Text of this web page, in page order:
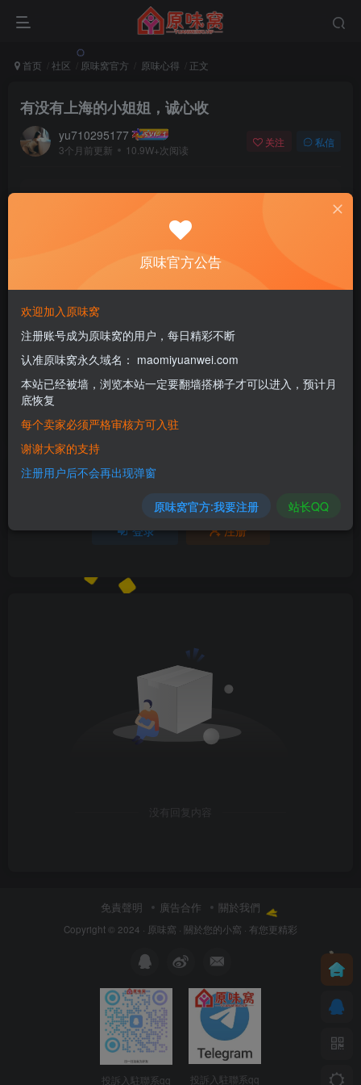
首页 社区 原味窝官方 原味心得 正文
有没有上海的小姐姐，诚心收
yu710295177
3个月前更新 10.9W+次阅读
关注 私信
登录后继续查看
评分
登录 注册
没有回复内容
免責聲明 廣告合作 關於我們
Copyright © 2024 · 原味窩 · 關於您的小窩 · 有您更精彩
投訴入駐聯系qq 投訴入駐聯系qq
原味官方公告
欢迎加入原味窝
注册账号成为原味窝的用户，每日精彩不断
认准原味窝永久域名： maomiyuanwei.com
本站已经被墙，浏览本站一定要翻墙搭梯子才可以进入，预计月
底恢复
每个卖家必须严格审核方可入驻
谢谢大家的支持
注册用户后不会再出现弹窗
原味窝官方:我要注册 站长QQ